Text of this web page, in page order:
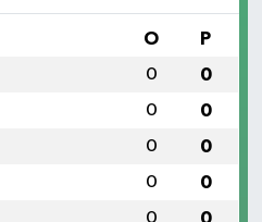
O P
0 0
0 0
0 0
0 0